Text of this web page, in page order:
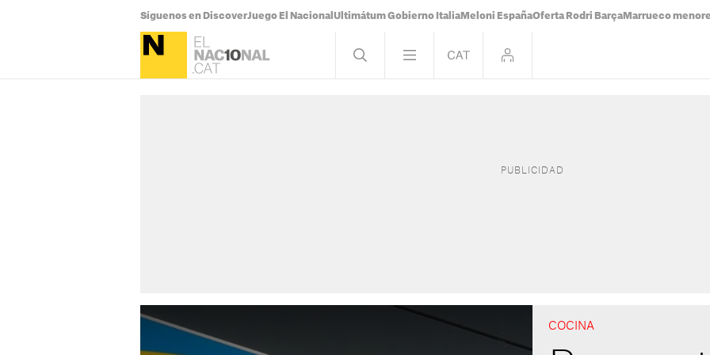
Síguenos en DiscoverJuego El Nacional Ultimátum Gobierno Italia Meloni EspañaOferta Rodri Barça Marrueco
COCINA